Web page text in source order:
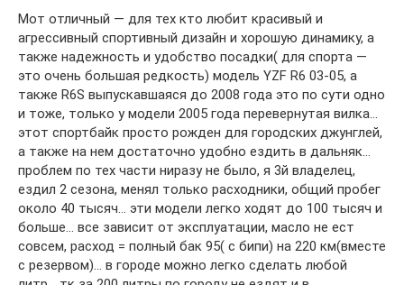
Мот отличный — для тех кто любит красивый и
агрессивный спортивный дизайн и хорошую динамику, а
также надежность и удобство посадки( для спорта —
это очень большая редкость) модель YZF R6 03-05, а
также R6S выпускавшаяся до 2008 года это по сути одно
и тоже, только у модели 2005 года перевернутая вилка…
этот спортбайк просто рожден для городских джунглей,
а также на нем достаточно удобно ездить в дальняк…
проблем по тех части ниразу не было, я 3й владелец,
ездил 2 сезона, менял только расходники, общий пробег
около 40 тысяч… эти модели легко ходят до 100 тысяч и
больше… все зависит от эксплуатации, масло не ест
совсем, расход = полный бак 95( с бипи) на 220 км(вместе
с резервом)… в городе можно легко сделать любой